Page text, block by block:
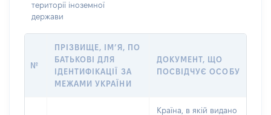
території іноземної
держави
№
ПРІЗВИЩЕ, ІМ’Я, ПО
БАТЬКОВІ ДЛЯ
ІДЕНТИФІКАЦІЇ ЗА
МЕЖАМИ УКРАЇНИ
ДОКУМЕНТ, ЩО
ПОСВІДЧУЄ ОСОБУ
Країна, в якій видано